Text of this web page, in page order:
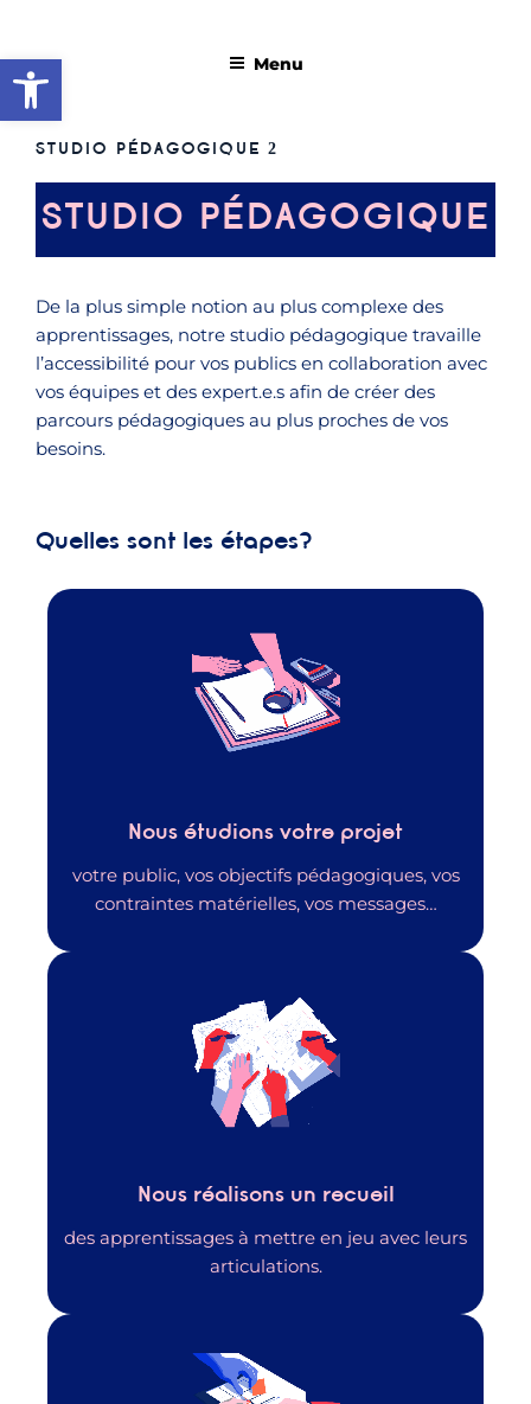
Ouvrir la barre d’outils
contenu
principalRO-BOTS
Menu
STUDIO PÉDAGOGIQUE 2
STUDIO PÉDAGOGIQUE
De la plus simple notion au plus complexe des
apprentissages, notre studio pédagogique travaille
l’accessibilité pour vos publics en collaboration avec
vos équipes et des expert.e.s afin de créer des
parcours pédagogiques au plus proches de vos
besoins.
Quelles sont les étapes?
Nous étudions votre projet
votre public, vos objectifs pédagogiques, vos
contraintes matérielles, vos messages…
Nous réalisons un recueil
des apprentissages à mettre en jeu avec leurs
articulations.